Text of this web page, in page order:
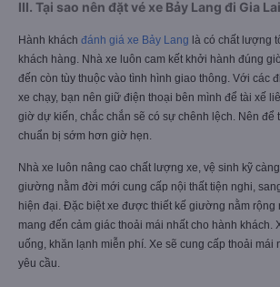
III. Tại sao nên đặt vé xe Bảy Lang đi Gia
Hành khách đánh giá xe Bảy Lang là có chất lượng
khách hàng. Nhà xe luôn cam kết khởi hành đúng
đến còn tùy thuộc vào tình hình giao thông. Với các
xe chạy, bạn nên giữ điện thoại bên mình để tài xế
giờ dự kiến, chắc chắn sẽ có sự chênh lệch. Nên để
chuẩn bị sớm hơn giờ hẹn.
Nhà xe luôn nâng cao chất lượng xe, vệ sinh kỹ
giường nằm đời mới cung cấp nội thất tiện nghi,
hiện đại. Đặc biệt xe được thiết kế giường nằm rộng
mang đến cảm giác thoải mái nhất cho hành khách.
uống, khăn lạnh miễn phí. Xe sẽ cung cấp thoải mái
yêu cầu.